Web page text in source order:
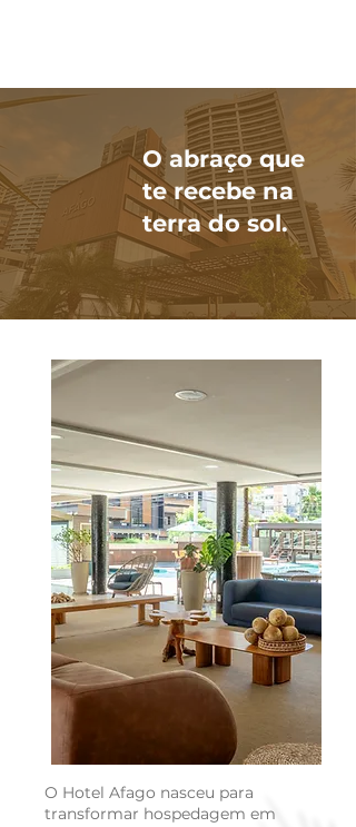
O abraço que
te recebe na
terra do sol.
O Hotel Afago nasceu para
transformar hospedagem em